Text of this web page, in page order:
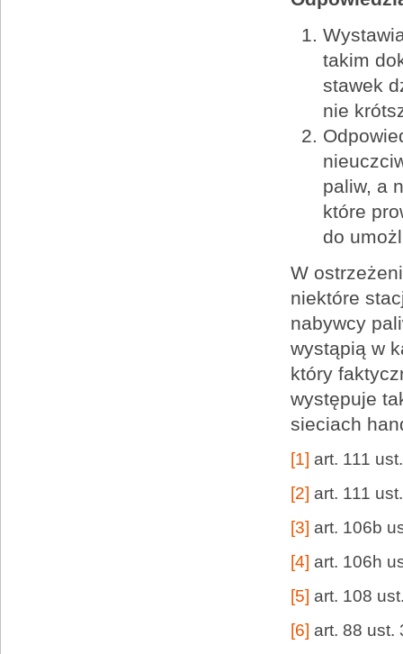
takim
stawek
nie
paliw, a
które
do
W
niektóre
nabywcy
wystąpią w
który
występuje
sieciach
[1] art. 111
[2] art. 111
[3] art. 106b
[4] art. 106h
[5] art. 108
[6] art. 88 ust.